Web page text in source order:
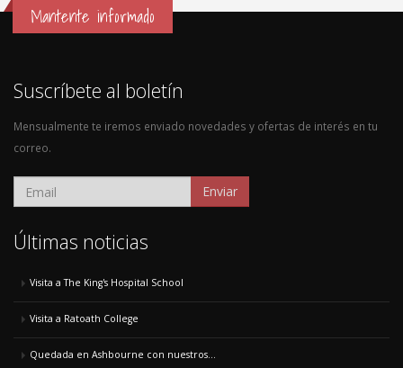
Mantente informado
Suscríbete al boletín
Mensualmente te iremos enviado novedades y ofertas de interés en tu
correo.
Enviar
Últimas noticias
Visita a The King's Hospital School
Visita a Ratoath College
Quedada en Ashbourne con nuestros...